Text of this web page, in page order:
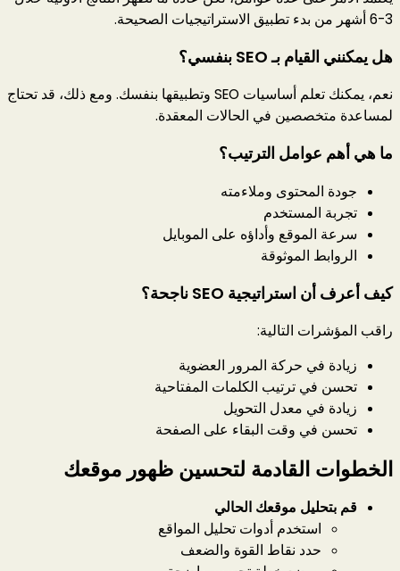
3-6 أشهر من بدء تطبيق الاستراتيجيات الصحيحة.
هل يمكنني القيام بـ SEO بنفسي؟
نعم، يمكنك تعلم أساسيات SEO وتطبيقها بنفسك. ومع ذلك، قد تحتاج
لمساعدة متخصصين في الحالات المعقدة.
ما هي أهم عوامل الترتيب؟
جودة المحتوى وملاءمته
تجربة المستخدم
سرعة الموقع وأداؤه على الموبايل
الروابط الموثوقة
كيف أعرف أن استراتيجية SEO ناجحة؟
راقب المؤشرات التالية:
زيادة في حركة المرور العضوية
تحسن في ترتيب الكلمات المفتاحية
زيادة في معدل التحويل
تحسن في وقت البقاء على الصفحة
الخطوات القادمة لتحسين ظهور موقعك
قم بتحليل موقعك الحالي
استخدم أدوات تحليل المواقع
حدد نقاط القوة والضعف